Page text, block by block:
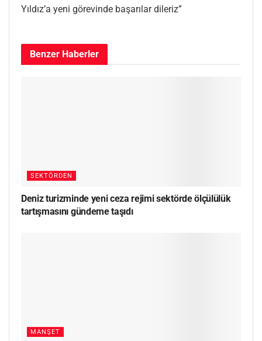
Yıldız’a yeni görevinde başarılar dileriz”
Benzer Haberler
SEKTÖRDEN
Deniz turizminde yeni ceza rejimi sektörde ölçülülük
tartışmasını gündeme taşıdı
MANŞET